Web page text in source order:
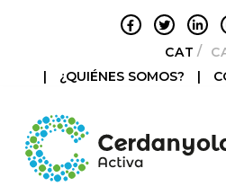
CATALÀ
|
¿QUIÉNES SOMOS? |